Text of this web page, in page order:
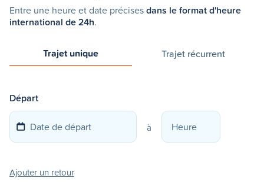
Entre une heure et date précisesdans le format d'heure
international de 24h.
Trajet unique Trajet récurrent
Départ
à
Ajouter un retour